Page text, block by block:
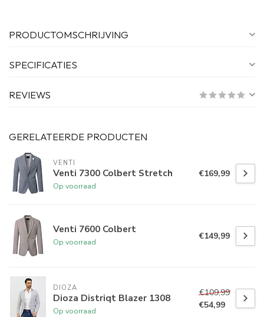
PRODUCTOMSCHRIJVING
SPECIFICATIES
REVIEWS
GERELATEERDE PRODUCTEN
VENTI
Venti 7300 Colbert Stretch
Op voorraad
€169,99
Venti 7600 Colbert
Op voorraad
€149,99
DIOZA
Dioza Distriqt Blazer 1308
Op voorraad
€109,99
€54,99